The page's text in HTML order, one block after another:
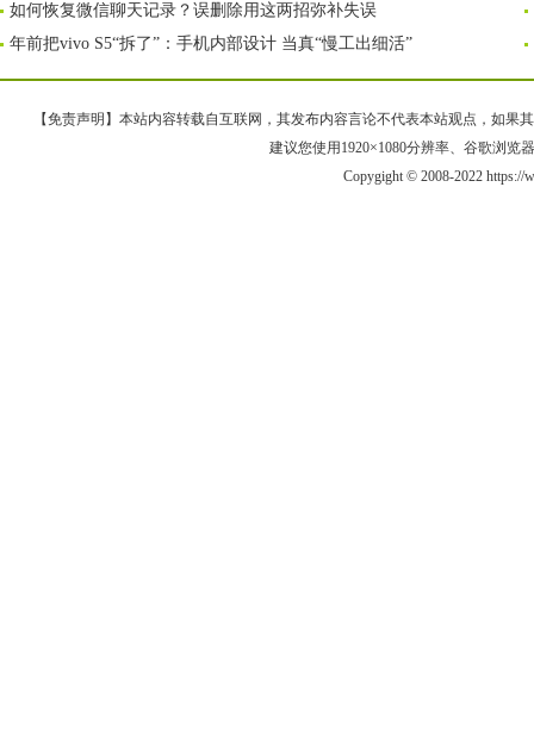
如何恢复微信聊天记录？误删除用这两招弥补失误
年前把vivo S5“拆了”：手机内部设计 当真“慢工出细活”
【免责声明】本站内容转载自互联网，其发布内容言论不代表本站观点，如果
建议您使用1920×1080分辨率、谷歌浏览
Copygight © 2008-2022 https://